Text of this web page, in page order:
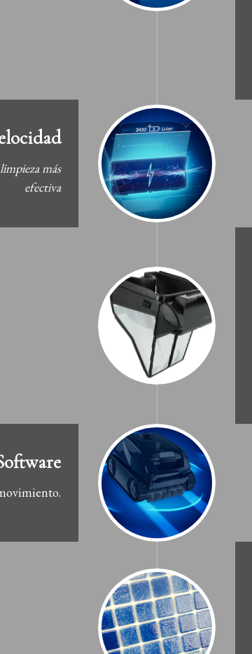
más
efectiva